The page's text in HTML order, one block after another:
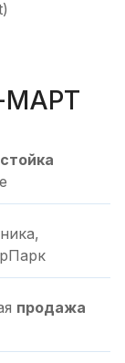
МАРТ
стойка
продажа